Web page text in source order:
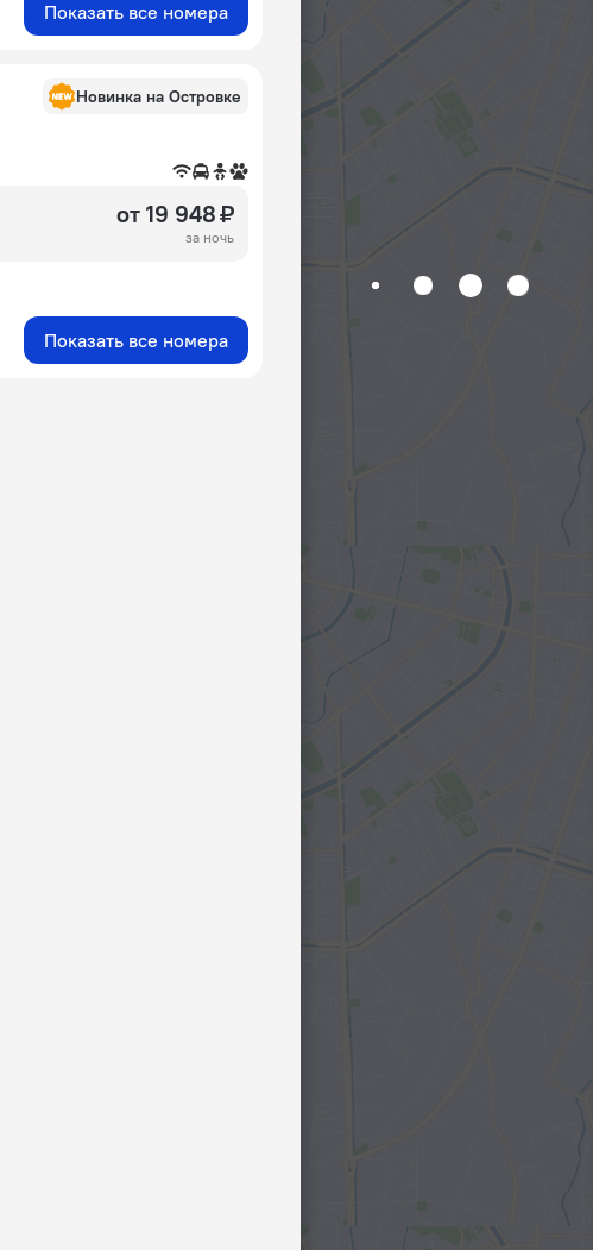
Показать все номера
Новинка на Островке
от 19 948 ₽
за ночь
Показать все номера